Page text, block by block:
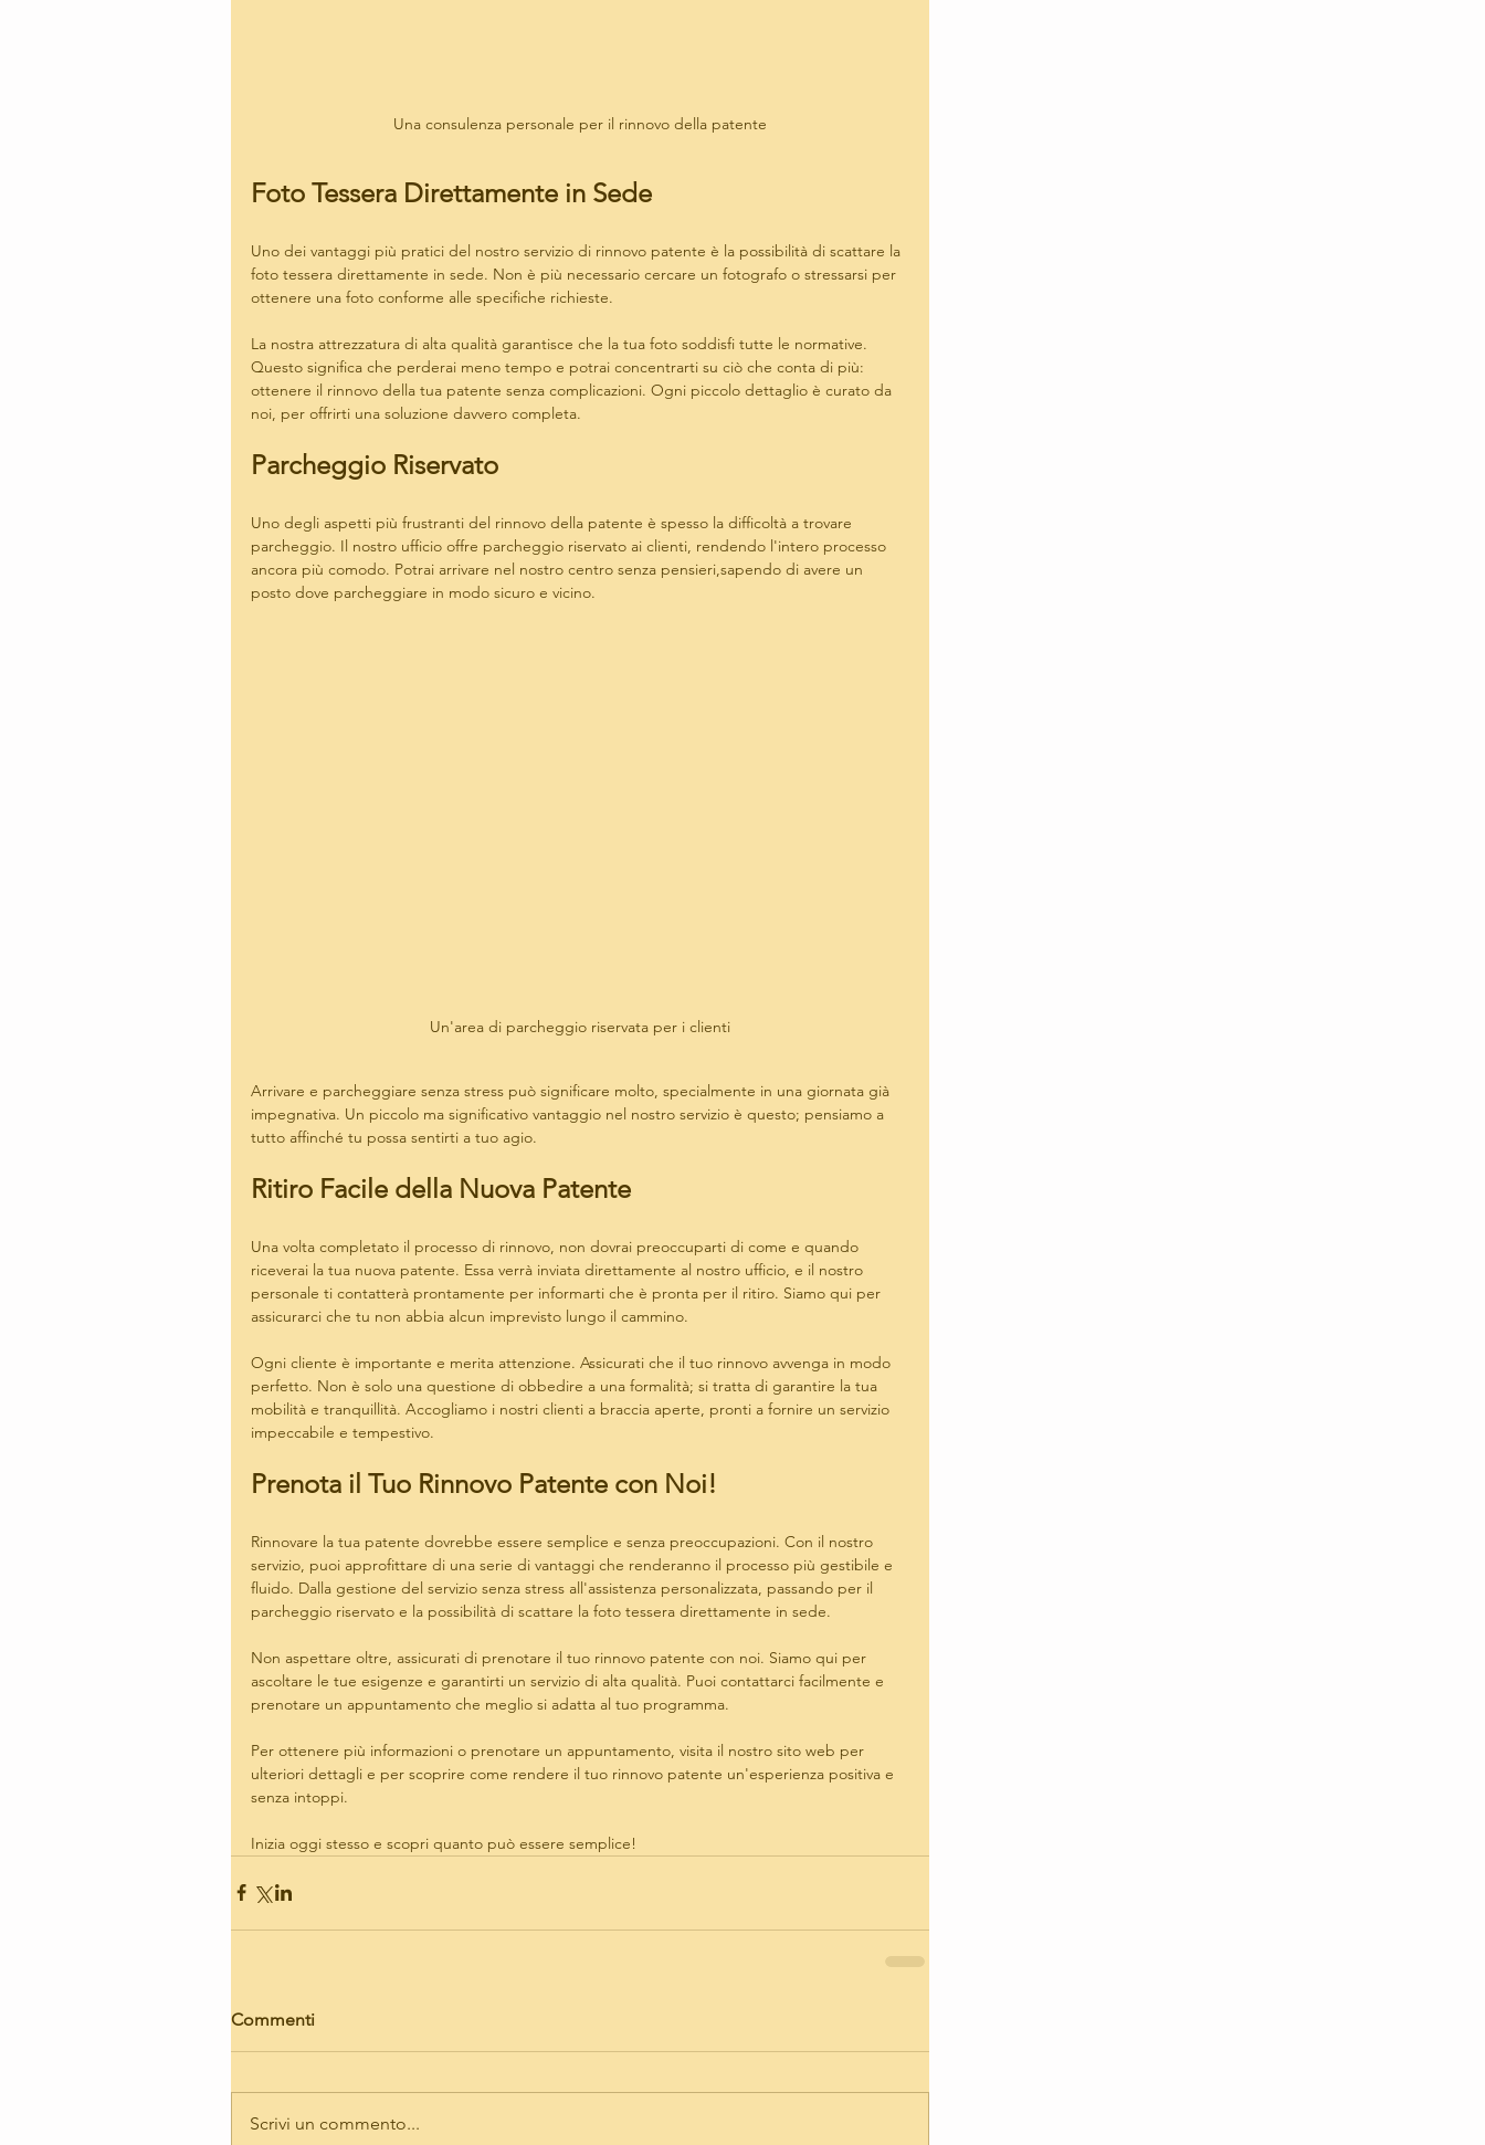
Una consulenza personale per il rinnovo della patente
Foto Tessera Direttamente in Sede
Uno dei vantaggi più pratici del nostro servizio di rinnovo patente è la possibilità di scattare la
foto tessera direttamente in sede. Non è più necessario cercare un fotografo o stressarsi per
ottenere una foto conforme alle specifiche richieste.
La nostra attrezzatura di alta qualità garantisce che la tua foto soddisfi tutte le normative.
Questo significa che perderai meno tempo e potrai concentrarti su ciò che conta di più:
ottenere il rinnovo della tua patente senza complicazioni. Ogni piccolo dettaglio è curato da
noi, per offrirti una soluzione davvero completa.
Parcheggio Riservato
Uno degli aspetti più frustranti del rinnovo della patente è spesso la difficoltà a trovare
parcheggio. Il nostro ufficio offre parcheggio riservato ai clienti, rendendo l'intero processo
ancora più comodo. Potrai arrivare nel nostro centro senza pensieri,sapendo di avere un
posto dove parcheggiare in modo sicuro e vicino.
Un'area di parcheggio riservata per i clienti
Arrivare e parcheggiare senza stress può significare molto, specialmente in una giornata già
impegnativa. Un piccolo ma significativo vantaggio nel nostro servizio è questo; pensiamo a
tutto affinché tu possa sentirti a tuo agio.
Ritiro Facile della Nuova Patente
Una volta completato il processo di rinnovo, non dovrai preoccuparti di come e quando
riceverai la tua nuova patente. Essa verrà inviata direttamente al nostro ufficio, e il nostro
personale ti contatterà prontamente per informarti che è pronta per il ritiro. Siamo qui per
assicurarci che tu non abbia alcun imprevisto lungo il cammino.
Ogni cliente è importante e merita attenzione. Assicurati che il tuo rinnovo avvenga in modo
perfetto. Non è solo una questione di obbedire a una formalità; si tratta di garantire la tua
mobilità e tranquillità. Accogliamo i nostri clienti a braccia aperte, pronti a fornire un servizio
impeccabile e tempestivo.
Prenota il Tuo Rinnovo Patente con Noi!
Rinnovare la tua patente dovrebbe essere semplice e senza preoccupazioni. Con il nostro
servizio, puoi approfittare di una serie di vantaggi che renderanno il processo più gestibile e
fluido. Dalla gestione del servizio senza stress all'assistenza personalizzata, passando per il
parcheggio riservato e la possibilità di scattare la foto tessera direttamente in sede.
Non aspettare oltre, assicurati di prenotare il tuo rinnovo patente con noi. Siamo qui per
ascoltare le tue esigenze e garantirti un servizio di alta qualità. Puoi contattarci facilmente e
prenotare un appuntamento che meglio si adatta al tuo programma.
Per ottenere più informazioni o prenotare un appuntamento, visita il nostro sito web per
ulteriori dettagli e per scoprire come rendere il tuo rinnovo patente un'esperienza positiva e
senza intoppi.
Inizia oggi stesso e scopri quanto può essere semplice!
Commenti
Scrivi un commento...